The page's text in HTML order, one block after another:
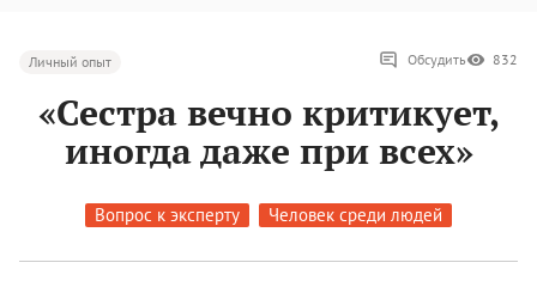
Личный опыт Обсудить 832
«Сестра вечно критикует,
иногда даже при всех»
Вопрос к эксперту Человек среди людей